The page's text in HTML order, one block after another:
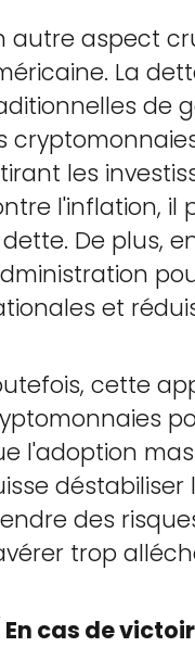
autre aspect
La
de
les
l'inflation, il
De plus,
et
cette
l'adoption
des
trop
En cas de